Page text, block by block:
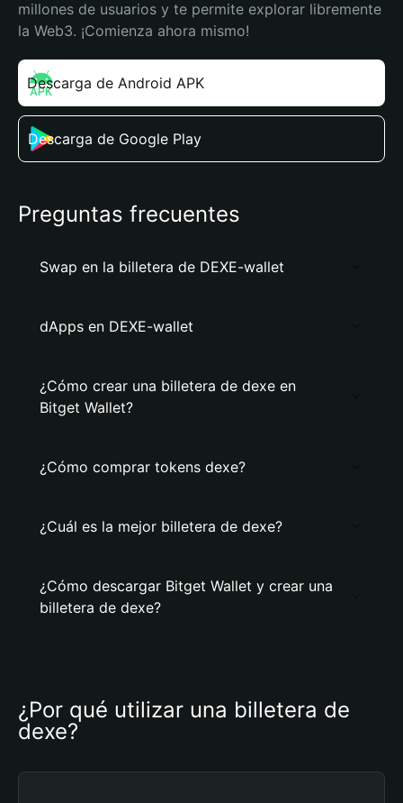
millones de usuarios y te permite explorar libremente
la Web3. ¡Comienza ahora mismo!
Descarga de Android APK
Descarga de Google Play
Preguntas frecuentes
Swap en la billetera de DEXE-wallet
dApps en DEXE-wallet
¿Cómo crear una billetera de dexe en
Bitget Wallet?
¿Cómo comprar tokens dexe?
¿Cuál es la mejor billetera de dexe?
¿Cómo descargar Bitget Wallet y crear una
billetera de dexe?
¿Por qué utilizar una billetera de
dexe?